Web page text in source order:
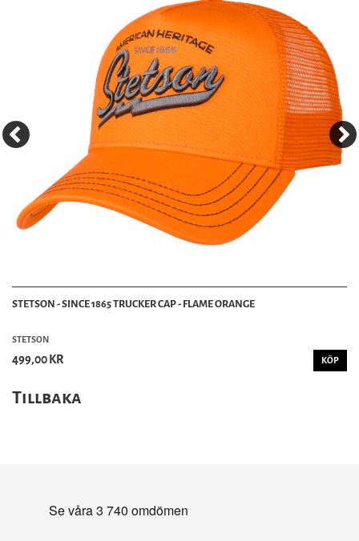
STETSON - SINCE 1865 TRUCKER CAP - FLAME ORANGE
STETSON
499,00 KR KÖP
Tillbaka